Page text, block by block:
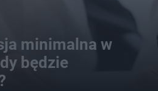
minimalna w
będzie